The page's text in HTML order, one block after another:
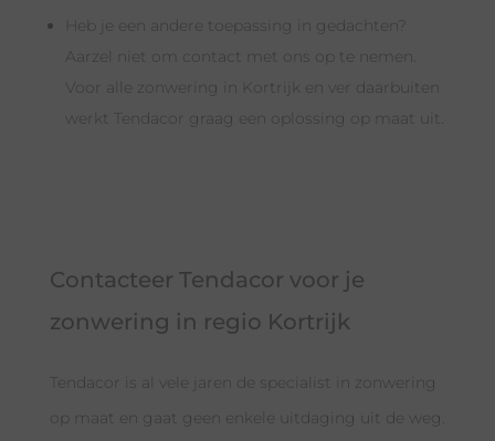
Heb je een andere toepassing in gedachten?
Aarzel niet om contact met ons op te nemen.
Voor alle zonwering in Kortrijk en ver daarbuiten
werkt Tendacor graag een oplossing op maat uit.
Contacteer Tendacor voor je
zonwering in regio Kortrijk
Tendacor is al vele jaren de specialist in zonwering
op maat en gaat geen enkele uitdaging uit de weg.